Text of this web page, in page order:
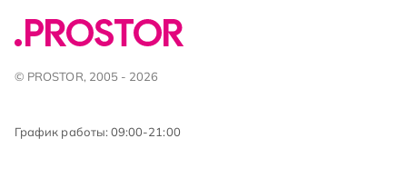
© PROSTOR, 2005 - 2026
График работы: 09:00-21:00